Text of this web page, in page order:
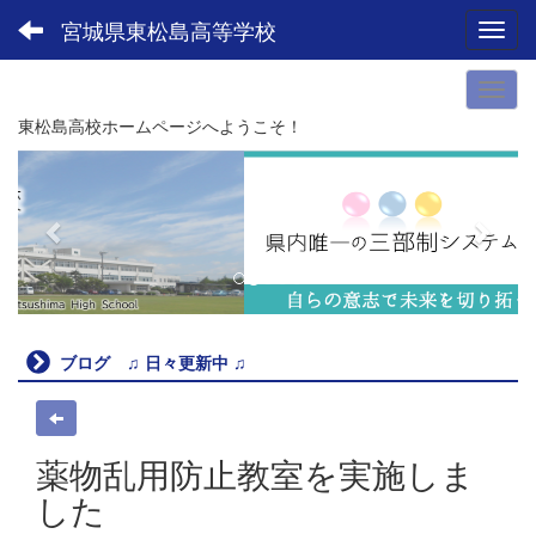
宮城県東松島高等学校
東松島高校ホームページへようこそ！
p
e
v
i
u
s
n
x
ブログ ♫ 日々更新中 ♫
薬物乱用防止教室を実施しま
した